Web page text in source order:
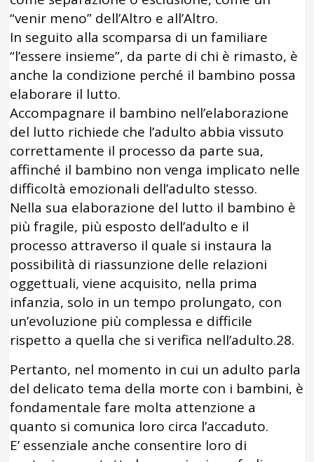
“venir meno” dell’Altro e all’Altro.
In seguito alla scomparsa di un familiare
“l’essere insieme”, da parte di chi è rimasto, è
anche la condizione perché il bambino possa
elaborare il lutto.
Accompagnare il bambino nell’elaborazione
del lutto richiede che l’adulto abbia vissuto
correttamente il processo da parte sua,
affinché il bambino non venga implicato nelle
difficoltà emozionali dell’adulto stesso.
Nella sua elaborazione del lutto il bambino è
più fragile, più esposto dell’adulto e il
processo attraverso il quale si instaura la
possibilità di riassunzione delle relazioni
oggettuali, viene acquisito, nella prima
infanzia, solo in un tempo prolungato, con
un’evoluzione più complessa e difficile
rispetto a quella che si verifica nell’adulto.28.
Pertanto, nel momento in cui un adulto parla
del delicato tema della morte con i bambini, è
fondamentale fare molta attenzione a
quanto si comunica loro circa l’accaduto.
E’ essenziale anche consentire loro di